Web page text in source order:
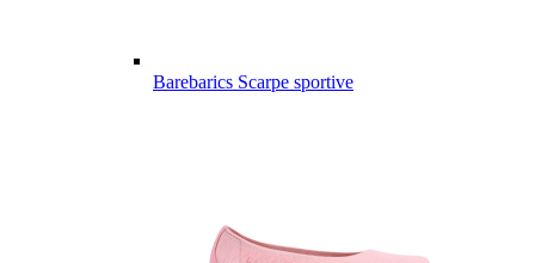
Barebarics Scarpe sportive